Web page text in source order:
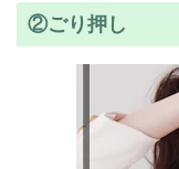
②ごり押し